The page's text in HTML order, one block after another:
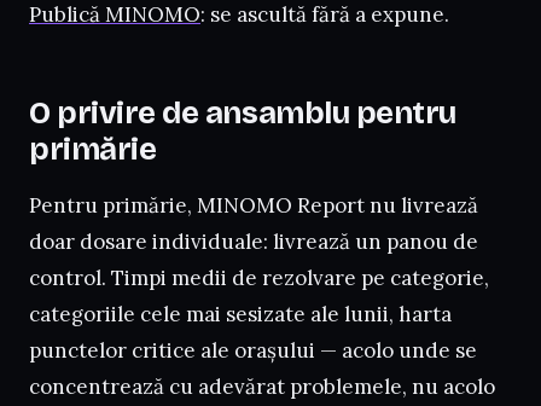
Publică MINOMO: se ascultă fără a expune.
O privire de ansamblu pentru
primărie
Pentru primărie, MINOMO Report nu livrează
doar dosare individuale: livrează un panou de
control. Timpi medii de rezolvare pe categorie,
categoriile cele mai sesizate ale lunii, harta
punctelor critice ale orașului — acolo unde se
concentrează cu adevărat problemele, nu acolo